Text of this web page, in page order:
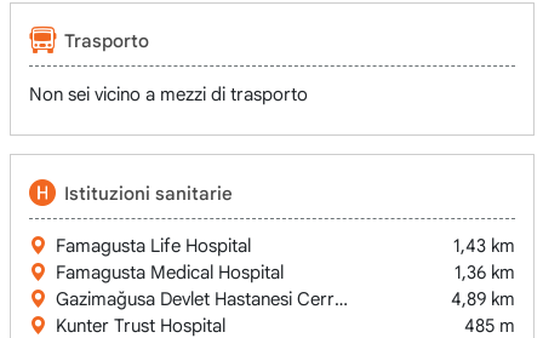
Trasporto
Non sei vicino a mezzi di trasporto
Istituzioni sanitarie
Famagusta Life Hospital
1,43 km
Famagusta Medical Hospital
1,36 km
Gazimağusa Devlet Hastanesi Cerrahi Servisi
4,89 km
Kunter Trust Hospital
485 m